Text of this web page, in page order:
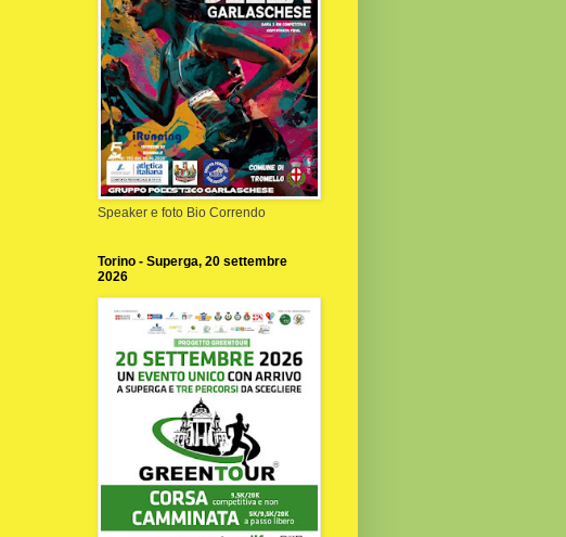
Speaker e foto Bio Correndo
Torino - Superga, 20 settembre
2026